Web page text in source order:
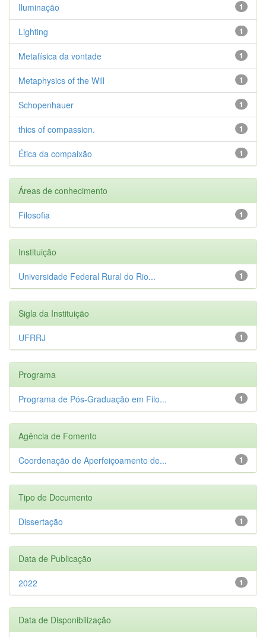
1
Iluminação
1
Lighting
1
Metafísica da vontade
1
Metaphysics of the Will
1
Schopenhauer
1
thics of compassion.
1
Ética da compaixão
Áreas de conhecimento
1
Filosofia
Instituição
1
Universidade Federal Rural do Rio...
Sigla da Instituição
1
UFRRJ
Programa
1
Programa de Pós-Graduação em Filo...
Agência de Fomento
1
Coordenação de Aperfeiçoamento de...
Tipo de Documento
1
Dissertação
Data de Publicação
1
2022
Data de Disponibilização